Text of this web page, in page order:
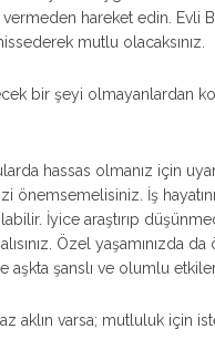
vermeden hareket edin.
mutlu olacaksınız.
bir şeyi olmayanlardan
hassas olmanız için
İş
İyice araştırıp
Özel yaşamınızda da
aşkta şanslı ve olumlu
aklın varsa; mutluluk için